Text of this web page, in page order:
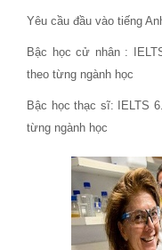
Yêu cầu đầu vào tiếng
Bậc học cử nhân :
theo từng ngành học
Bậc học thạc sĩ: IELTS
từng ngành học